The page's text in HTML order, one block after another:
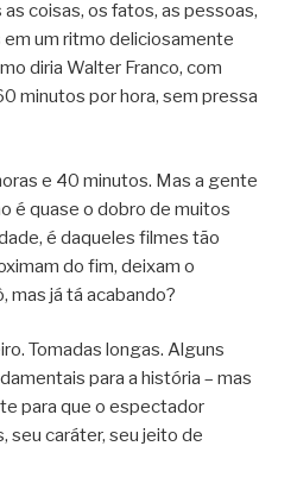
coisas, os fatos, as pessoas,
um ritmo deliciosamente
diria Walter Franco, com
minutos por hora, sem pressa
e 40 minutos. Mas a gente
é quase o dobro de muitos
é daqueles filmes tão
do fim, deixam o
mas já tá acabando?
Tomadas longas. Alguns
para a história – mas
para que o espectador
seu caráter, seu jeito de